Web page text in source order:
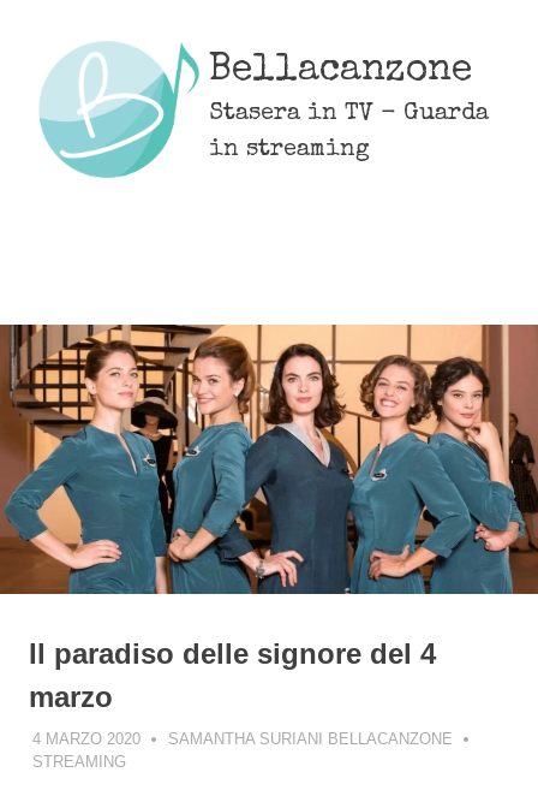
content
Bellacanzone
Stasera in TV - Guarda
in streaming
Il paradiso delle signore del 4
marzo
4 MARZO 2020
SAMANTHA SURIANI BELLACANZONE
STREAMING